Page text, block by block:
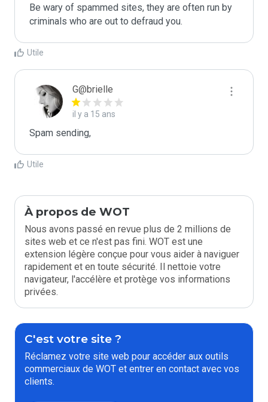
Be wary of spammed sites, they are often run by
criminals who are out to defraud you.
Utile
G@brielle
il y a 15 ans
Spam sending,
Utile
À propos de WOT
Nous avons passé en revue plus de 2 millions de
sites web et ce n'est pas fini. WOT est une
extension légère conçue pour vous aider à naviguer
rapidement et en toute sécurité. Il nettoie votre
navigateur, l'accélère et protège vos informations
privées.
C'est votre site ?
Réclamez votre site web pour accéder aux outils
commerciaux de WOT et entrer en contact avec vos
clients.